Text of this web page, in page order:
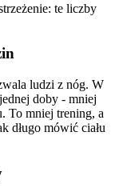
te liczby
ludzi z nóg. W
doby - mniej
To mniej trening, a
długo mówić ciału